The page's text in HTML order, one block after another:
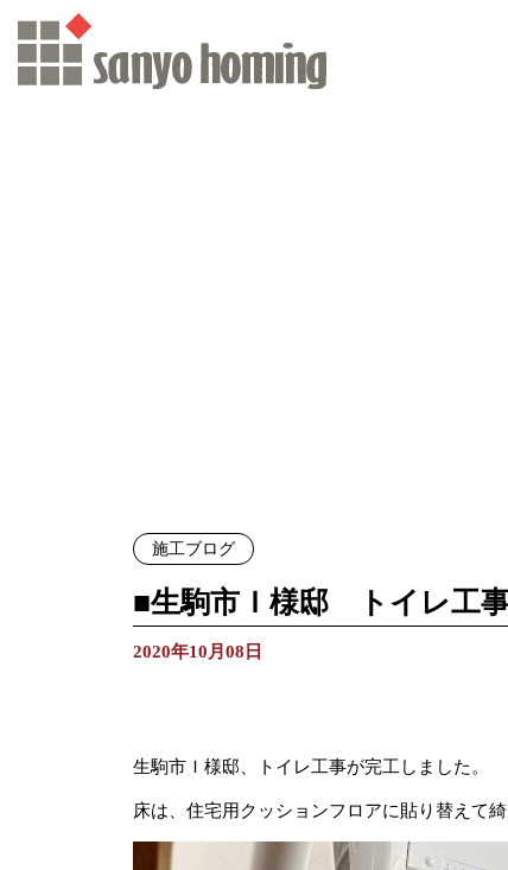
施工ブログ
■生駒市Ｉ様邸 トイレ工
2020年10月08日
生駒市Ｉ様邸、トイレ工事が完工しました。
床は、住宅用クッションフロアに貼り替えて綺